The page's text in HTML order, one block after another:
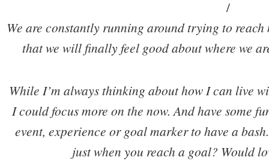
/
We are constantly running around trying to
that we will finally feel good about where we
While I’m always thinking about how I can live
I could focus more on the now. And have some
event, experience or goal marker to have a
just when you reach a goal? Would